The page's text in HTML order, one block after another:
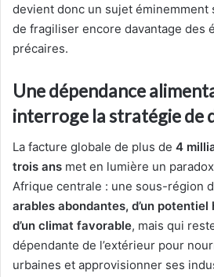
devient donc un sujet éminemment
de fragiliser encore davantage des
précaires.
Une dépendance
interroge la stratégie de
La facture globale de plus de 4
trois ans met en lumière un
Afrique centrale : une sous-région
arables abondantes, d’un
d’un climat favorable, mais qui
dépendante de l’extérieur pour
urbaines et approvisionner ses